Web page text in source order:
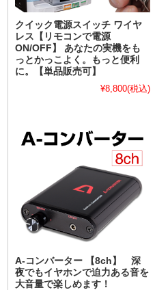
クイック電源スイッチ ワイヤ
レス【リモコンで電源
ON/OFF】 あなたの実機をも
っとかっこよく。もっと便利
に。【単品販売可】
¥8,800(税込)
A-コンバーター 【8ch】 深
夜でもイヤホンで迫力ある音を
大音量で楽しめます！